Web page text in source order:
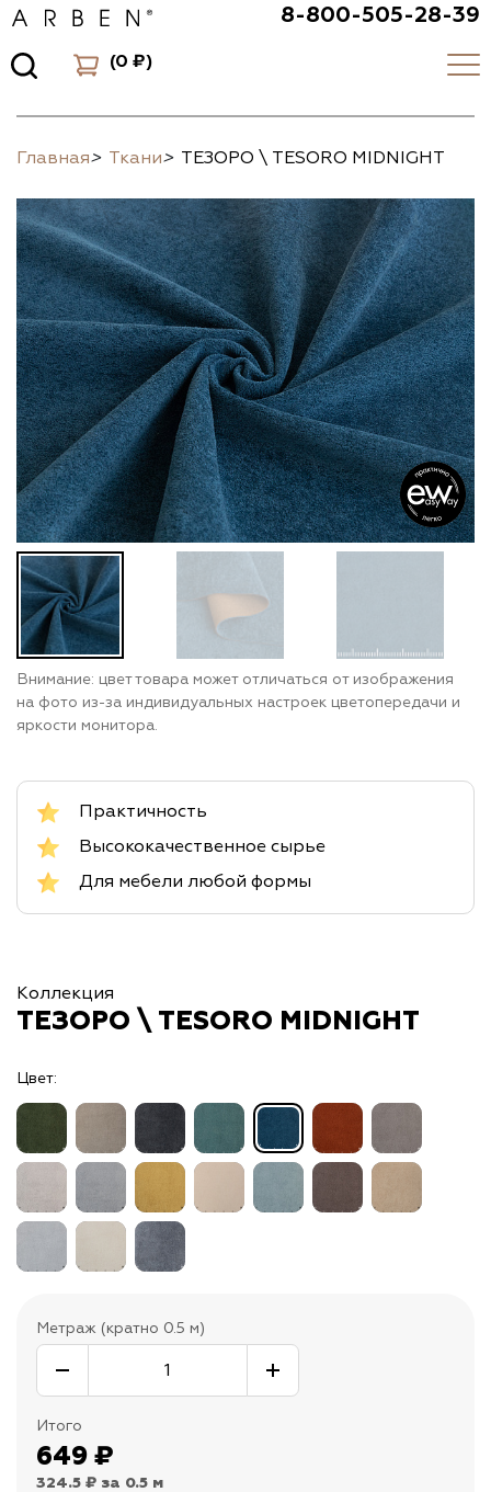
8-800-505-28-39
(0 ₽)
Главная> Ткани> ТЕЗОРО \ TESORO MIDNIGHT
Внимание: цвет товара может отличаться от изображения
на фото из-за индивидуальных настроек цветопередачи и
яркости монитора.
Практичность
Высококачественное сырье
Для мебели любой формы
Коллекция
ТЕЗОРО \ TESORO MIDNIGHT
Цвет:
Метраж (кратно 0.5 м)
Итого
649 ₽
324.5 ₽ за 0.5 м